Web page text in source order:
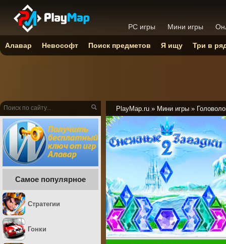
PlayMap.ru » Мини игры »
Самое популярное
Стратегии
Гонки
PC игры Мини игры
Алавар Невософт Поиск предметов Я ищу Три в